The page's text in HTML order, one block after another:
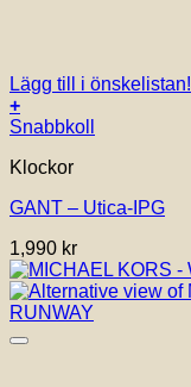
Lägg till i önskelistan!
+
Snabbkoll
Klockor
GANT – Utica-IPG
1,990 kr